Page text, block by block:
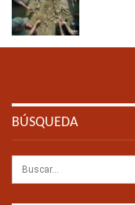
BÚSQUEDA